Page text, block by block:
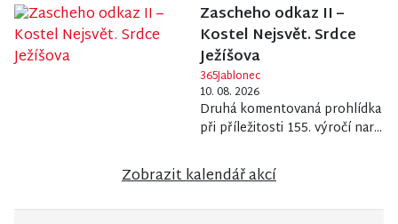
Zascheho odkaz II –
Kostel Nejsvět. Srdce
Ježíšova
365Jablonec
10. 08. 2026
Druhá komentovaná prohlídka
při příležitosti 155. výročí nar...
Zobrazit kalendář akcí